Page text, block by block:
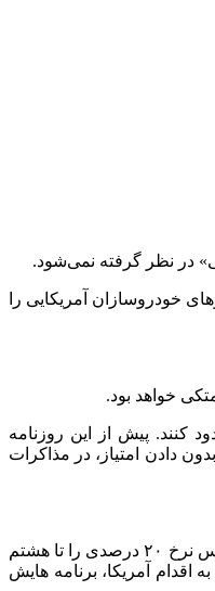
در نظر گرفته نمی‌شود.
خودروسازان آمریکایی را
خواهد بود.
مذاکره‌کنندگان آمریکایی تاکنون موافقت نکرده‌اند که عوارض واردات خودروهای اتحادیه اروپا را به ۱۰ درصد محدود کنند. پیش از این روزنامه
دادن امتیاز، در مذاکرات
آمریکا در مارس، بر واردات خودرو، فولاد و آلومینیوم اتحادیه اروپا، تعرفه ۲۵ درصدی تعیین کرد و در آوریل بر سایر کالاهای وارداتی از این بلوک، تعرفه ۲۰ درصدی اعمال کرد. سپس نرخ ۲۰ درصدی را تا هشتم
کرد. اتحادیه اروپا که متشکل از ۲۷ کشور عضو است، در واکنش به اقدام آمریکا، برنامه هایش